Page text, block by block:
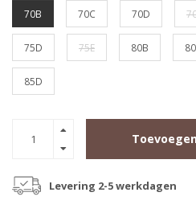
70B 70C 70D
75D 75E 80B
85D
Levering 2-5 werkdagen